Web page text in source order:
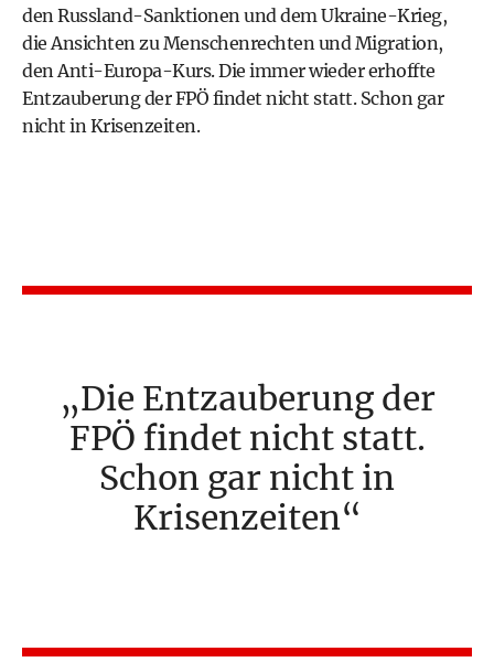
den Russland-Sanktionen und dem Ukraine-Krieg,
die Ansichten zu Menschenrechten und Migration,
den Anti-Europa-Kurs. Die immer wieder erhoffte
Entzauberung der FPÖ findet nicht statt. Schon gar
nicht in Krisenzeiten.
Die Entzauberung der
FPÖ findet nicht statt.
Schon gar nicht in
Krisenzeiten